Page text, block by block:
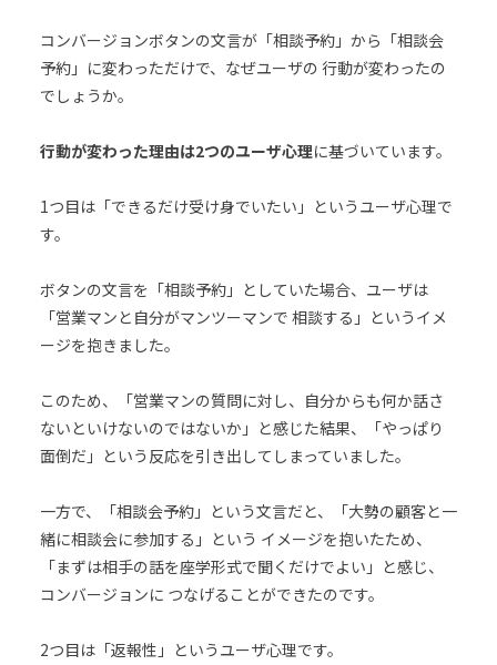
コンバージョンボタンの文言が「相談予約」から「相談会
予約」に変わっただけで、なぜユーザの 行動が変わったの
でしょうか。
行動が変わった理由は2つのユーザ心理に基づいています。
1つ目は「できるだけ受け身でいたい」というユーザ心理で
す。
ボタンの文言を「相談予約」としていた場合、ユーザは
「営業マンと自分がマンツーマンで 相談する」というイメ
ージを抱きました。
このため、「営業マンの質問に対し、自分からも何か話さ
ないといけないのではないか」と感じた結果、「やっぱり
面倒だ」という反応を引き出してしまっていました。
一方で、「相談会予約」という文言だと、「大勢の顧客と一
緒に相談会に参加する」という イメージを抱いたため、
「まずは相手の話を座学形式で聞くだけでよい」と感じ、
コンバージョンに つなげることができたのです。
2つ目は「返報性」というユーザ心理です。